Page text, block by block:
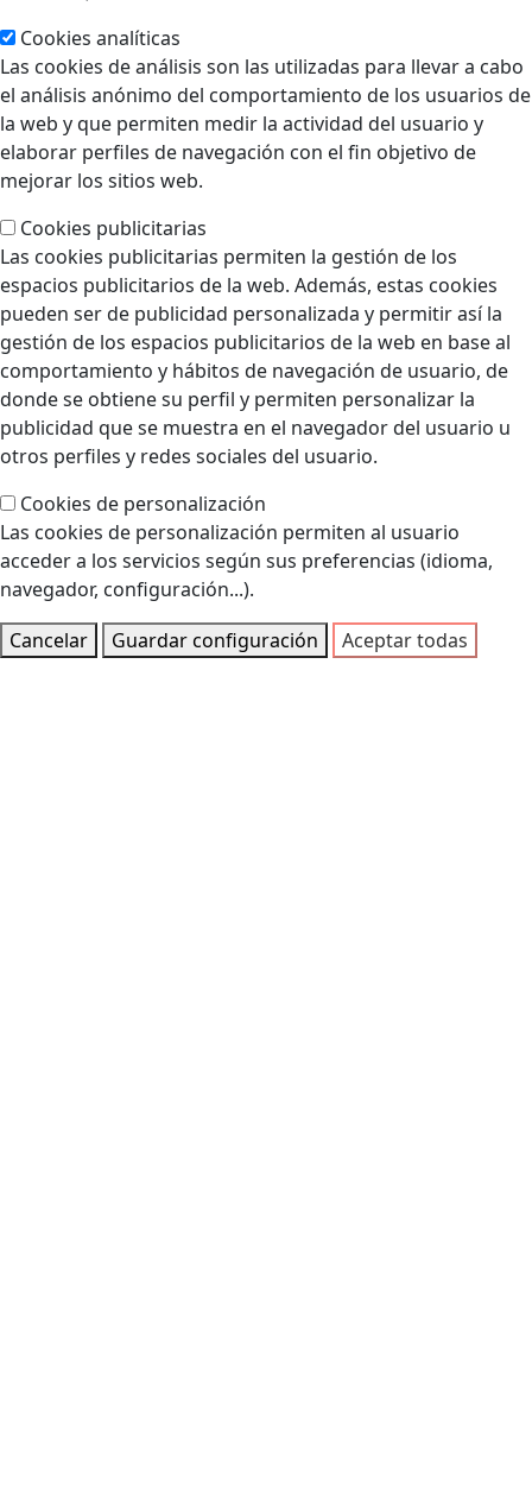
Cookies analíticas
Las cookies de análisis son las utilizadas para llevar a cabo
el análisis anónimo del comportamiento de los usuarios de
la web y que permiten medir la actividad del usuario y
elaborar perfiles de navegación con el fin objetivo de
mejorar los sitios web.
Cookies publicitarias
Las cookies publicitarias permiten la gestión de los
espacios publicitarios de la web. Además, estas cookies
pueden ser de publicidad personalizada y permitir así la
gestión de los espacios publicitarios de la web en base al
comportamiento y hábitos de navegación de usuario, de
donde se obtiene su perfil y permiten personalizar la
publicidad que se muestra en el navegador del usuario u
otros perfiles y redes sociales del usuario.
Cookies de personalización
Las cookies de personalización permiten al usuario
acceder a los servicios según sus preferencias (idioma,
navegador, configuración...).
Cancelar
Guardar configuración Aceptar todas